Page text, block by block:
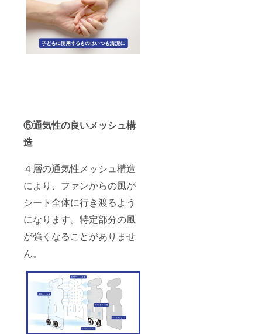
⑤通気性の良いメッシュ構
造
４層の通気性メッシュ構造
により、ファンからの風が
シート全体に行き渡るよう
になります。特定部分の風
が強くなることがありませ
ん。